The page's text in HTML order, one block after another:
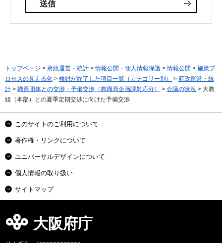
トップページ > 府政運営・統計 >情報公開・個人情報保護 >情報公開 > 施策プ
ロセスの見える化 > 検討が終了した項目一覧（カテゴリー別） > 府政運営・統
計 > 職員団体との交渉・予備交渉（教職員企画課対応分） > 会議の状況 > 大教
組（本部）との夏季定期交渉に向けた予備交渉
このサイトのご利用について
著作権・リンクについて
ユニバーサルデザインについて
個人情報の取り扱い
サイトマップ
大阪府庁